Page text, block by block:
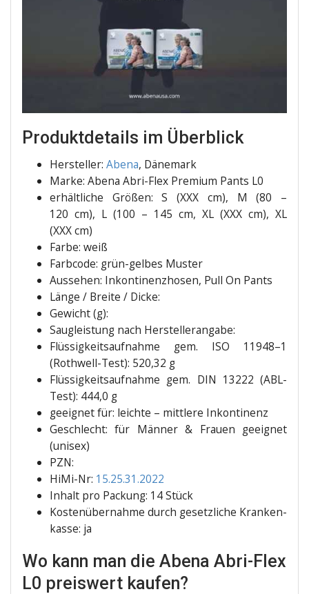
Produktdetails im Überblick
Her­stel­ler: Abe­na, Däne­mark
Mar­ke: Abe­na Abri-Flex Pre­mi­um Pants L0
erhält­li­che Grö­ßen: S (XXX cm), M (80 –
120 cm), L (100 – 145 cm, XL (XXX cm), XL
(XXX cm)
Far­be: weiß
Farb­code: grün-gel­bes Muster
Aus­se­hen: Inkon­ti­nenz­ho­sen, Pull On Pants
Län­ge / Brei­te / Dicke:
Gewicht (g):
Saug­leis­tung nach Herstellerangabe:
Flüs­sig­keits­auf­nah­me gem. ISO 11948–1
(Rothwell-Test): 520,32 g
Flüs­sig­keits­auf­nah­me gem. DIN 13222 (ABL-
Test): 444,0 g
geeig­net für: leich­te – mitt­le­re Inkontinenz
Geschlecht: für Män­ner & Frau­en geeig­net
(uni­sex)
PZN:
HiMi-Nr: 15.25.31.2022
Inhalt pro Packung: 14 Stück
Kos­ten­über­nah­me durch gesetz­li­che Kran­ken­
kas­se: ja
Wo kann man die Abena Abri-Flex
L0 preiswert kaufen?